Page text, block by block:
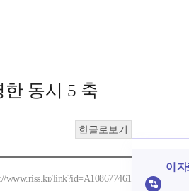
동시 5 축
한글로보기
www.riss.kr/link?id=A108677461
이